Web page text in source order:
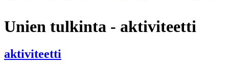
Unien tulkinta - aktiviteetti
aktiviteetti